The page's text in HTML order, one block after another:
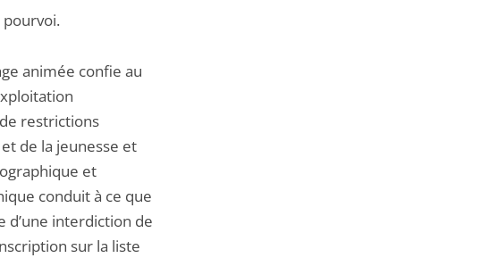
pourvoi.
animée confie au
restrictions
de la jeunesse et
et
conduit à ce que
d’une interdiction de
sur la liste